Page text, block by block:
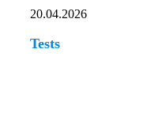
20.04.2026
Tests